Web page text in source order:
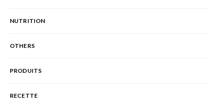
NUTRITION
OTHERS
PRODUITS
RECETTE